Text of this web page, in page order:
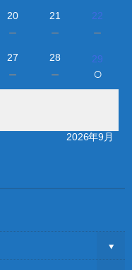
20
－
21
－
22
－
27
－
28
－
29
○
2026年9月